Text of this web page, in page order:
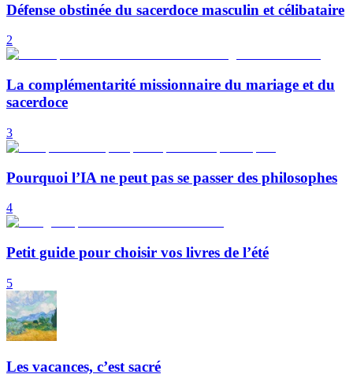
Défense obstinée du sacerdoce masculin et célibataire
2
La complémentarité missionnaire du mariage et du
sacerdoce
3
Pourquoi l’IA ne peut pas se passer des philosophes
4
Petit guide pour choisir vos livres de l’été
5
Les vacances, c’est sacré